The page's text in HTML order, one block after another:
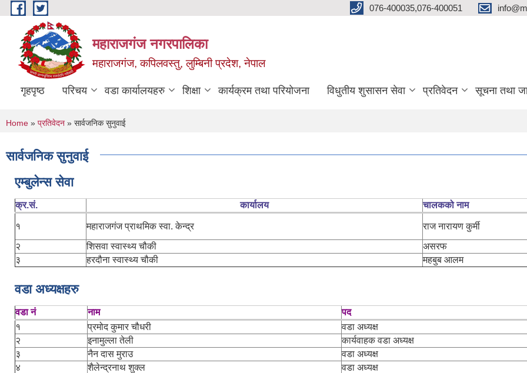
Skip to main content 076-400035,076-400051
महाराजगंज नगरपालिका
महाराजगंज, कपिलवस्तु, लुम्बिनी प्रदेश, नेपाल
गृहपृष्ठ परिचय वडा कार्यालयहरु शिक्षा कार्यक्रम तथा परियोजना विधुतीय शुसासन सेवा प्रतिवेदन सूचना तथा
You are here
Home » प्रतिवेदन » सार्वजनिक सुनुवाई
सार्वजनिक सुनुवाई
एम्बुलेन्स सेवा
क्र.सं. कार्यालय चालकको नाम
१ महाराजगंज प्राथमिक स्वा. केन्द्र राज नारायण कुर्मी
२
शिसवा स्वास्थ्य चौकी असरफ
३
हरदौना स्वास्थ्य चौकी महबुब आलम
वडा अध्यक्षहरु
वडा नं नाम पद
१
प्रमोद कुमार चौधरी वडा अध्यक्ष
२
इनामुल्ला तेली कार्यवाहक वडा अध्यक्ष
३
नैन दास मुराउ वडा अध्यक्ष
४
शैलेन्द्रनाथ शुक्ल वडा अध्यक्ष